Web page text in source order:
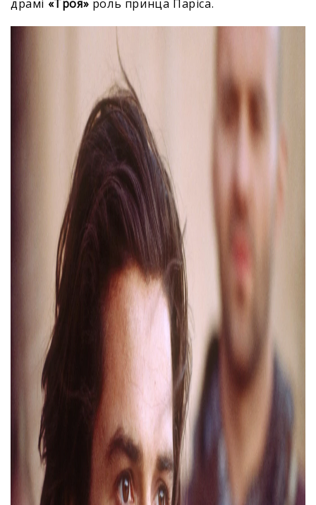
драмі «Троя» роль принца Паріса.